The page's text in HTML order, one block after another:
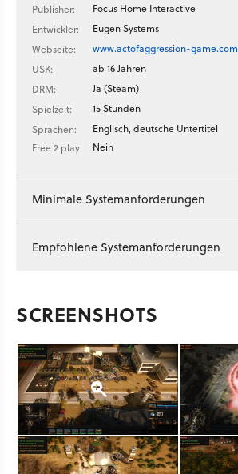
Publisher:
Focus Home Interactive
Entwickler:
Eugen Systems
Webseite:
www.actofaggression-game.com
USK:
ab 16 Jahren
DRM:
Ja (Steam)
Spielzeit:
15 Stunden
Sprachen:
Englisch, deutsche Untertitel
Free 2 play:
Nein
Minimale Systemanforderungen
Empfohlene Systemanforderungen
SCREENSHOTS